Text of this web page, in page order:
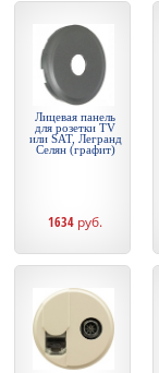
Лицевая панель
для розетки TV
или SAT, Легранд
Селян (графит)
1634 руб.